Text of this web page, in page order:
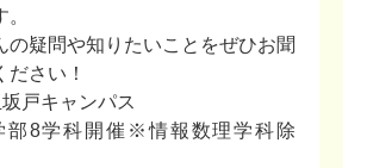
の疑問や知りたいことをぜひお聞
ださい！
戸キャンパス
部8学科開催※情報数理学科除